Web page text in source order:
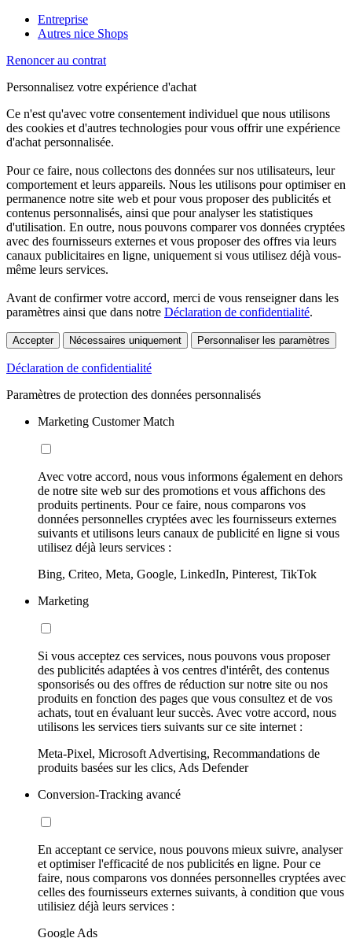
Entreprise
Autres nice Shops
Renoncer au contrat
Personnalisez votre expérience d'achat
Ce n'est qu'avec votre consentement individuel que nous utilisons
des cookies et d'autres technologies pour vous offrir une expérience
d'achat personnalisée.
Pour ce faire, nous collectons des données sur nos utilisateurs, leur
comportement et leurs appareils. Nous les utilisons pour optimiser en
permanence notre site web et pour vous proposer des publicités et
contenus personnalisés, ainsi que pour analyser les statistiques
d'utilisation. En outre, nous pouvons comparer vos données cryptées
avec des fournisseurs externes et vous proposer des offres via leurs
canaux publicitaires en ligne, uniquement si vous utilisez déjà vous-
même leurs services.
Avant de confirmer votre accord, merci de vous renseigner dans les
paramètres ainsi que dans notre Déclaration de confidentialité.
Accepter Nécessaires uniquement Personnaliser les paramètres
Déclaration de confidentialité
Paramètres de protection des données personnalisés
Marketing Customer Match
Avec votre accord, nous vous informons également en dehors
de notre site web sur des promotions et vous affichons des
produits pertinents. Pour ce faire, nous comparons vos
données personnelles cryptées avec les fournisseurs externes
suivants et utilisons leurs canaux de publicité en ligne si vous
utilisez déjà leurs services :
Bing, Criteo, Meta, Google, LinkedIn, Pinterest, TikTok
Marketing
Si vous acceptez ces services, nous pouvons vous proposer
des publicités adaptées à vos centres d'intérêt, des contenus
sponsorisés ou des offres de réduction sur notre site ou nos
produits en fonction des pages que vous consultez et de vos
achats, tout en évaluant leur succès. Avec votre accord, nous
utilisons les services tiers suivants sur ce site internet :
Meta-Pixel, Microsoft Advertising, Recommandations de
produits basées sur les clics, Ads Defender
Conversion-Tracking avancé
En acceptant ce service, nous pouvons mieux suivre, analyser
et optimiser l'efficacité de nos publicités en ligne. Pour ce
faire, nous comparons vos données personnelles cryptées avec
celles des fournisseurs externes suivants, à condition que vous
utilisiez déjà leurs services :
Google Ads